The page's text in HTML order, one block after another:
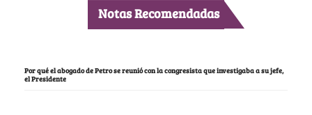
Notas Recomendadas
Por qué el abogado de Petro se reunió con la congresista que investigaba a su jefe,
el Presidente